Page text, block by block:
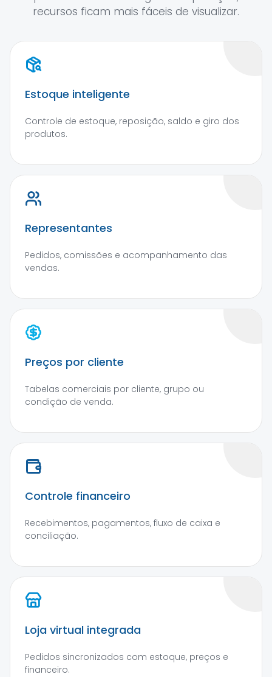
recursos ficam mais fáceis de visualizar.
Estoque inteligente
Controle de estoque, reposição, saldo e giro dos
produtos.
Representantes
Pedidos, comissões e acompanhamento das
vendas.
Preços por cliente
Tabelas comerciais por cliente, grupo ou
condição de venda.
Controle financeiro
Recebimentos, pagamentos, fluxo de caixa e
conciliação.
Loja virtual integrada
Pedidos sincronizados com estoque, preços e
financeiro.